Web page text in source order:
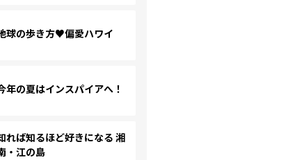
球の歩き方♥偏愛ハワイ
年の夏はインスパイアへ！
れば知るほど好きになる 湘
・江の島